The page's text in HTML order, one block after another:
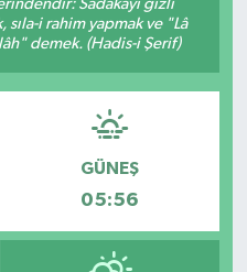
Sadakayı gizli
i rahim yapmak ve "Lâ
demek. (Hadis-i Şerif)
GÜNEŞ
05:56